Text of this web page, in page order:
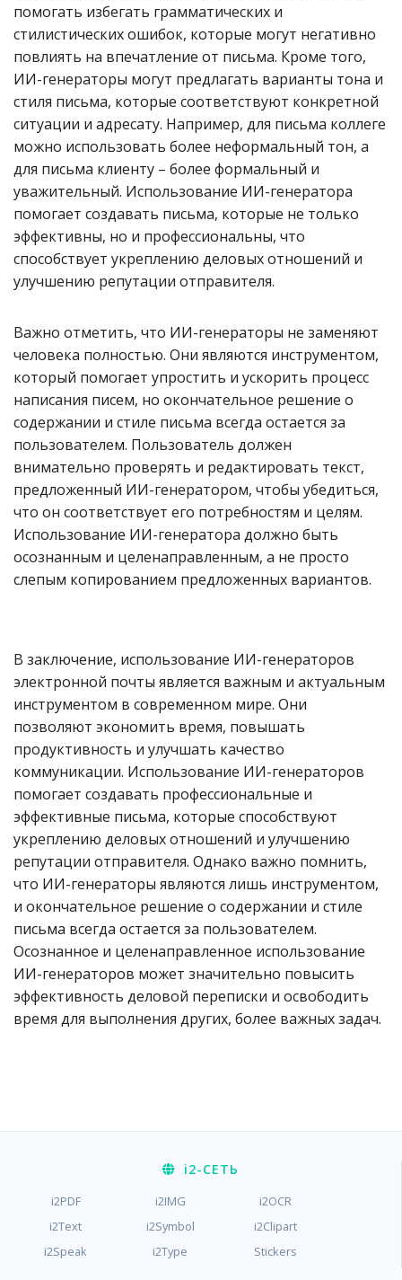
помогать избегать грамматических и
стилистических ошибок, которые могут негативно
повлиять на впечатление от письма. Кроме того,
ИИ-генераторы могут предлагать варианты тона и
стиля письма, которые соответствуют конкретной
ситуации и адресату. Например, для письма коллеге
можно использовать более неформальный тон, а
для письма клиенту – более формальный и
уважительный. Использование ИИ-генератора
помогает создавать письма, которые не только
эффективны, но и профессиональны, что
способствует укреплению деловых отношений и
улучшению репутации отправителя.
Важно отметить, что ИИ-генераторы не заменяют
человека полностью. Они являются инструментом,
который помогает упростить и ускорить процесс
написания писем, но окончательное решение о
содержании и стиле письма всегда остается за
пользователем. Пользователь должен
внимательно проверять и редактировать текст,
предложенный ИИ-генератором, чтобы убедиться,
что он соответствует его потребностям и целям.
Использование ИИ-генератора должно быть
осознанным и целенаправленным, а не просто
слепым копированием предложенных вариантов.
В заключение, использование ИИ-генераторов
электронной почты является важным и актуальным
инструментом в современном мире. Они
позволяют экономить время, повышать
продуктивность и улучшать качество
коммуникации. Использование ИИ-генераторов
помогает создавать профессиональные и
эффективные письма, которые способствуют
укреплению деловых отношений и улучшению
репутации отправителя. Однако важно помнить,
что ИИ-генераторы являются лишь инструментом,
и окончательное решение о содержании и стиле
письма всегда остается за пользователем.
Осознанное и целенаправленное использование
ИИ-генераторов может значительно повысить
эффективность деловой переписки и освободить
время для выполнения других, более важных задач.
i2-СЕТЬ
i2PDF i2IMG
i2OCR
i2Text
i2Symbol
i2Clipart
i2Speak
i2Type Stickers